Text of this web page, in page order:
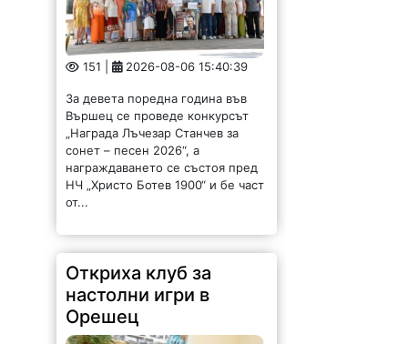
151 | 2026-08-06 15:40:39
За девета поредна година във
Вършец се проведе конкурсът
„Награда Лъчезар Станчев за
сонет – песен 2026“, а
награждаването се състоя пред
НЧ „Христо Ботев 1900“ и бе част
от...
Откриха клуб за
настолни игри в
Орешец